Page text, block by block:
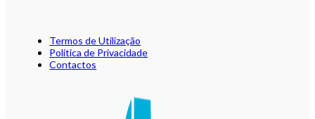
Termos de Utilização
Política de Privacidade
Contactos